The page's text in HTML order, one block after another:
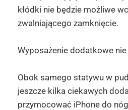
kłódki nie będzie możliwe
zwalniającego zamknięcie.
Wyposażenie dodatkowe
Obok samego statywu w
jeszcze kilka ciekawych
przymocować iPhone do